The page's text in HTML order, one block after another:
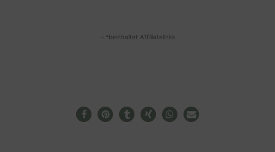
– *beinhaltet Affiliatelinks